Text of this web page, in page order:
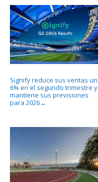
Signify reduce sus ventas un
6% en el segundo trimestre y
mantiene sus previsiones
para 2026→